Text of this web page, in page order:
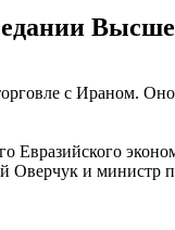
с Ираном.
Евразийского
Оверчук и